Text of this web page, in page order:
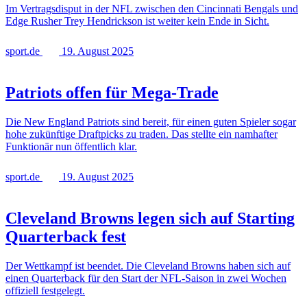
Im Vertragsdisput in der NFL zwischen den Cincinnati Bengals und
Edge Rusher Trey Hendrickson ist weiter kein Ende in Sicht.
sport.de 19. August 2025
Patriots offen für Mega-Trade
Die New England Patriots sind bereit, für einen guten Spieler sogar
hohe zukünftige Draftpicks zu traden. Das stellte ein namhafter
Funktionär nun öffentlich klar.
sport.de 19. August 2025
Cleveland Browns legen sich auf Starting
Quarterback fest
Der Wettkampf ist beendet. Die Cleveland Browns haben sich auf
einen Quarterback für den Start der NFL-Saison in zwei Wochen
offiziell festgelegt.